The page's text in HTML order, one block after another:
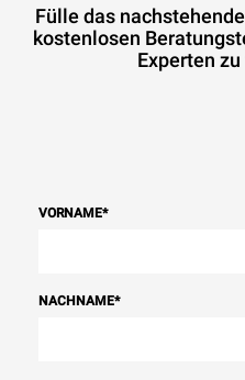
Fülle das
kostenlosen
Experten
VORNAME*
NACHNAME*